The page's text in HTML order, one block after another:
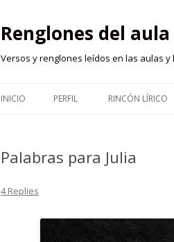
Renglones del aula
Versos y renglones leídos en las aulas y
INICIO PERFIL RINCÓN LÍRICO
Palabras para Julia
4 Replies